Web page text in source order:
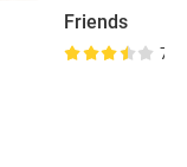
Friends
7.7